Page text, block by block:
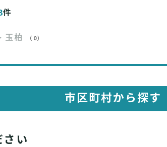
件
玉柏 （0）
市区町村から探す
い